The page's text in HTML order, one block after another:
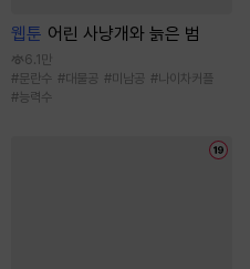
웹툰 어린 사냥개와 늙은 범
6.1만
#문란수 #대물공 #미남공 #나이차커플
#능력수